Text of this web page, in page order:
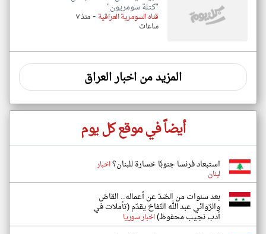
"كتلة سومريون"
قناه السومرية العراقية - منذ ٧
ساعات
المزيد من اخبار العراق
أيضاً في موقع كل يوم
استبعاد فرنسا جنوبًا خسارة للبنان؟اخبار
لبنان
بعد سنوات من الصّدّ عن أعماله.. القاصّ
والرّوائي عبد الله النّفاخ يقدّم (تأملات في
أدب نجيب محفوظ)اخبار سوريا